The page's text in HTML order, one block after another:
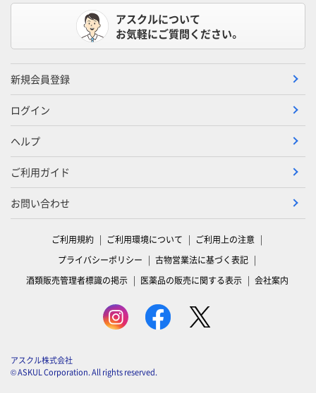
アスクルについて
お気軽にご質問ください。
新規会員登録
ログイン
ヘルプ
ご利用ガイド
お問い合わせ
ご利用規約 ご利用環境について
ご利用上の注意
プライバシーポリシー
古物営業法に基づく表記
酒類販売管理者標識の掲示
医薬品の販売に関する表示 会社案内
アスクル株式会社
© ASKUL Corporation. All rights reserved.